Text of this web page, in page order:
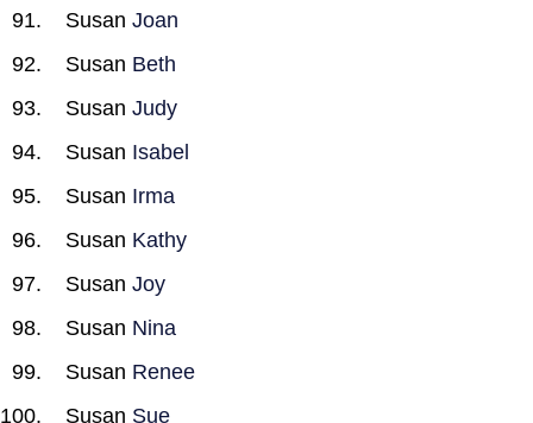
Susan Joan
Susan Beth
Susan Judy
Susan Isabel
Susan Irma
Susan Kathy
Susan Joy
Susan Nina
Susan Renee
Susan Sue